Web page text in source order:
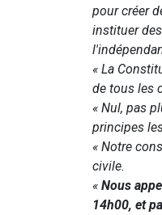
pour créer
instituer
« La
de tous les
« Nul, pas
principes
« Notre
civile.
« Nous
14h00, et